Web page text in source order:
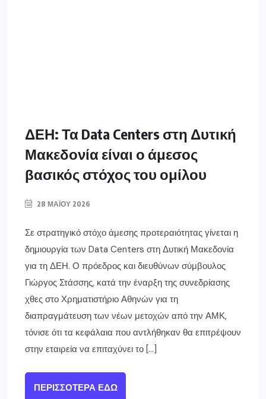
ΔΕΗ: Τα Data Centers στη Δυτική
Μακεδονία είναι ο άμεσος
βασικός στόχος του ομίλου
28 ΜΑΪ́ΟΥ 2026
Σε στρατηγικό στόχο άμεσης προτεραιότητας γίνεται η
δημιουργία των Data Centers στη Δυτική Μακεδονία
για τη ΔΕΗ. Ο πρόεδρος και διευθύνων σύμβουλος
Γιώργος Στάσσης, κατά την έναρξη της συνεδρίασης
χθες στο Χρηματιστήριο Αθηνών για τη
διαπραγμάτευση των νέων μετοχών από την ΑΜΚ,
τόνισε ότι τα κεφάλαια που αντλήθηκαν θα επιτρέψουν
στην εταιρεία να επιταχύνει το […]
ΠΕΡΙΣΣΌΤΕΡΑ ΕΔΏ